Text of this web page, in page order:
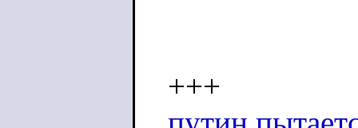
+++